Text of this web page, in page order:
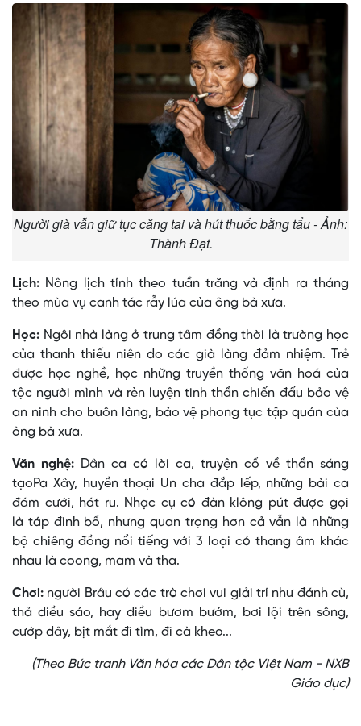
Người già vẫn giữ tục căng tai và hút thuốc bằng tẩu - Ảnh:
Thành Đạt.
Lịch: Nông lịch tính theo tuần trăng và định ra tháng
theo mùa vụ canh tác rẫy lúa của ông bà xưa.
Học: Ngôi nhà làng ở trung tâm đồng thời là trường học
của thanh thiếu niên do các già làng đảm nhiệm. Trẻ
được học nghề, học những truyền thống văn hoá của
tộc người mình và rèn luyện tinh thần chiến đấu bảo vệ
an ninh cho buôn làng, bảo vệ phong tục tập quán của
ông bà xưa.
Văn nghệ: Dân ca có lời ca, truyện cổ về thần sáng
tạoPa Xây, huyền thoại Un cha đắp lếp, những bài ca
đám cưới, hát ru. Nhạc cụ có đàn klông pút được gọi
là táp đinh bổ, nhưng quan trọng hơn cả vẫn là những
bộ chiêng đồng nổi tiếng với 3 loại có thang âm khác
nhau là coong, mam và tha.
Chơi: người Brâu có các trò chơi vui giải trí như đánh cù,
thả diều sáo, hay diều bươm bướm, bơi lội trên sông,
cướp dây, bịt mắt đi tìm, đi cà kheo...
(Theo Bức tranh Văn hóa các Dân tộc Việt Nam - NXB
Giáo dục)